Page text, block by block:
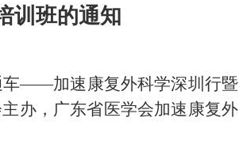
训班的通知
——加速康复外科学深圳行暨
主办， 广东省医学会加速康复外